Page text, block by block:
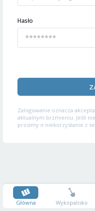
Hasło
Zalogowanie oznacza
aktualnym brzmieniu. Jeśli
prosimy o niekorzystanie z
Główna Wykopalisko